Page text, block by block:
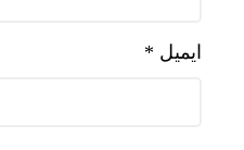
ایمیل *